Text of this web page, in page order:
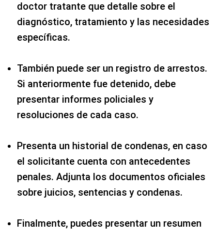
doctor tratante que detalle sobre el
diagnóstico, tratamiento y las necesidades
específicas.
También puede ser un registro de arrestos.
Si anteriormente fue detenido, debe
presentar informes policiales y
resoluciones de cada caso.
Presenta un historial de condenas, en caso
el solicitante cuenta con antecedentes
penales. Adjunta los documentos oficiales
sobre juicios, sentencias y condenas.
Finalmente, puedes presentar un resumen